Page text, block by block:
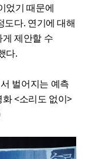
었기 때문에
도다. 연기에 대해
제안할 수
다.
벌어지는 예측
<소리도 없이>